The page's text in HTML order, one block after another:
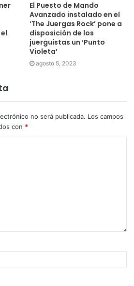
El Puesto de Mando
Avanzado instalado en el
‘The Juergas Rock’ pone a
disposición de los
juerguistas un ‘Punto
Violeta’
agosto 5, 2023
no será publicada. Los campos
con *